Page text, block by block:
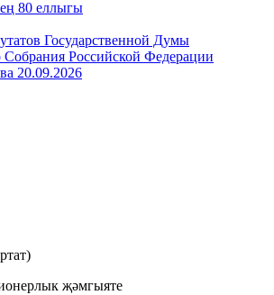
80 еллыгы
Государственной Думы
Собрания Российской Федерации
20.09.2026
җәмгыяте